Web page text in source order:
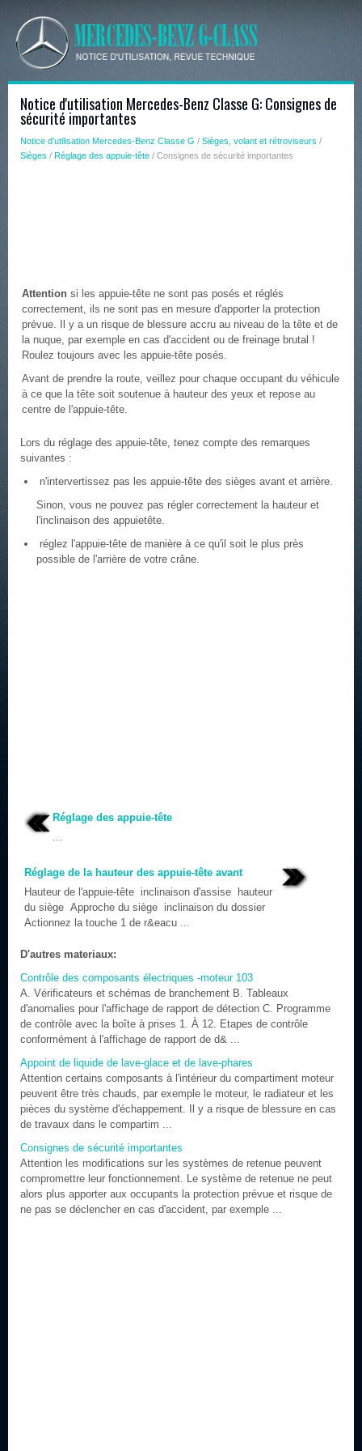
Notice d'utilisation Mercedes-Benz Classe G: Consignes de
sécurité importantes
Notice d'utilisation Mercedes-Benz Classe G / Sièges, volant et rétroviseurs /
Sièges / Réglage des appuie-tête / Consignes de sécurité importantes
Attention si les appuie-tête ne sont pas posés et réglés
correctement, ils ne sont pas en mesure d'apporter la protection
prévue. Il y a un risque de blessure accru au niveau de la tête et de
la nuque, par exemple en cas d'accident ou de freinage brutal !
Roulez toujours avec les appuie-tête posés.
Avant de prendre la route, veillez pour chaque occupant du véhicule
à ce que la tête soit soutenue à hauteur des yeux et repose au
centre de l'appuie-tête.
Lors du réglage des appuie-tête, tenez compte des remarques
suivantes :
n'intervertissez pas les appuie-tête des sièges avant et arrière.
Sinon, vous ne pouvez pas régler correctement la hauteur et
l'inclinaison des appuietête.
réglez l'appuie-tête de manière à ce qu'il soit le plus près
possible de l'arrière de votre crâne.
Réglage des appuie-tête
...
Réglage de la hauteur des appuie-tête avant
Hauteur de l'appuie-tête inclinaison d'assise hauteur
du siège Approche du siège inclinaison du dossier
Actionnez la touche 1 de r&eacu ...
D'autres materiaux:
Contrôle des composants électriques -moteur 103
A. Vérificateurs et schémas de branchement B. Tableaux
d'anomalies pour l'affichage de rapport de détection C. Programme
de contrôle avec la boîte à prises 1. À 12. Etapes de contrôle
conformément à l'affichage de rapport de d& ...
Appoint de liquide de lave-glace et de lave-phares
Attention certains composants à l'intérieur du compartiment moteur
peuvent être très chauds, par exemple le moteur, le radiateur et les
pièces du système d'échappement. Il y a risque de blessure en cas
de travaux dans le compartim ...
Consignes de sécurité importantes
Attention les modifications sur les systèmes de retenue peuvent
compromettre leur fonctionnement. Le système de retenue ne peut
alors plus apporter aux occupants la protection prévue et risque de
ne pas se déclencher en cas d'accident, par exemple ...